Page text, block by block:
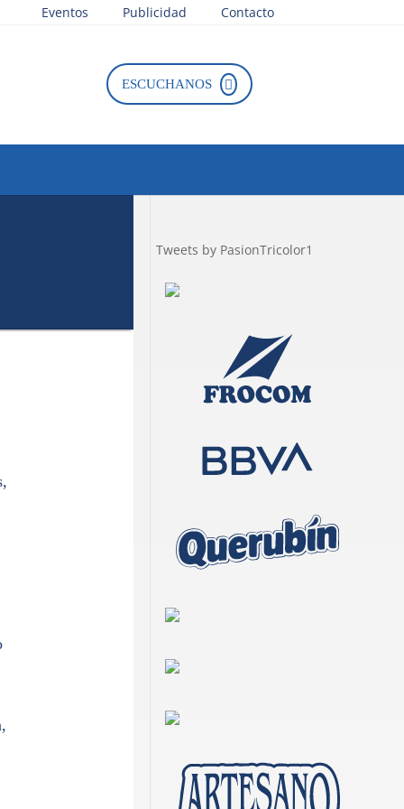
Eventos Publicidad Contacto
ESCUCHANOS
Tweets by PasionTricolor1